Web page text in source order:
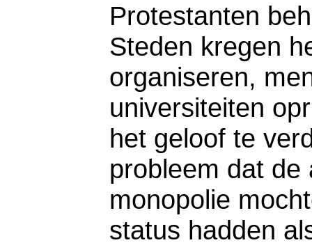
Protestanten
Steden kregen
organiseren,
universiteiten
het geloof te
probleem dat de
monopolie
status hadden